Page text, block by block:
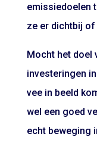
emissiedoelen
ze er dichtbij
Mocht het doel
investeringen
vee in beeld
wel een goed
echt beweging